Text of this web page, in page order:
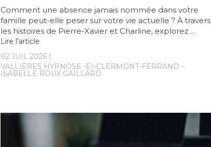
Comment une absence jamais nommée dans votre
famille peut-elle peser sur votre vie actuelle ? À travers
les histoires de Pierre-Xavier et Charline, explorez ...
Lire l'article
02 JUIL 2026
VALLIÈRES HYPNOSE -EI-CLERMONT-FERRAND -
ISABELLE ROUX GAILLARD